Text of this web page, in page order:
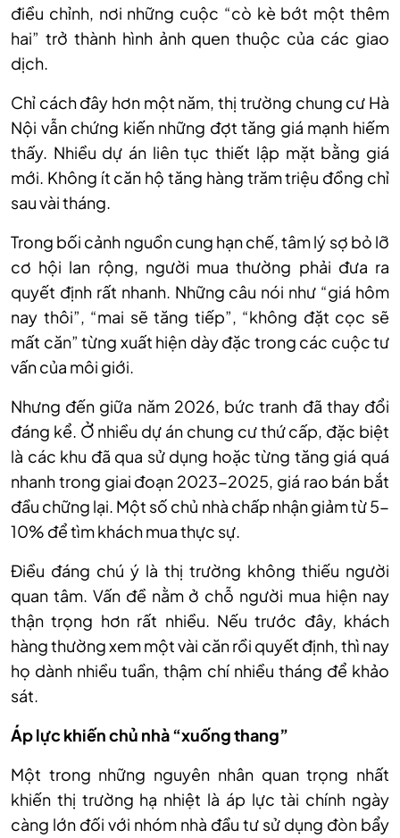
điều chỉnh, nơi những cuộc “cò kè bớt một thêm
hai” trở thành hình ảnh quen thuộc của các giao
dịch.
Chỉ cách đây hơn một năm, thị trường chung cư Hà
Nội vẫn chứng kiến những đợt tăng giá mạnh hiếm
thấy. Nhiều dự án liên tục thiết lập mặt bằng giá
mới. Không ít căn hộ tăng hàng trăm triệu đồng chỉ
sau vài tháng.
Trong bối cảnh nguồn cung hạn chế, tâm lý sợ bỏ lỡ
cơ hội lan rộng, người mua thường phải đưa ra
quyết định rất nhanh. Những câu nói như “giá hôm
nay thôi”, “mai sẽ tăng tiếp”, “không đặt cọc sẽ
mất căn” từng xuất hiện dày đặc trong các cuộc tư
vấn của môi giới.
Nhưng đến giữa năm 2026, bức tranh đã thay đổi
đáng kể. Ở nhiều dự án chung cư thứ cấp, đặc biệt
là các khu đã qua sử dụng hoặc từng tăng giá quá
nhanh trong giai đoạn 2023-2025, giá rao bán bắt
đầu chững lại. Một số chủ nhà chấp nhận giảm từ 5-
10% để tìm khách mua thực sự.
Điều đáng chú ý là thị trường không thiếu người
quan tâm. Vấn đề nằm ở chỗ người mua hiện nay
thận trọng hơn rất nhiều. Nếu trước đây, khách
hàng thường xem một vài căn rồi quyết định, thì nay
họ dành nhiều tuần, thậm chí nhiều tháng để khảo
sát.
Áp lực khiến chủ nhà “xuống thang”
Một trong những nguyên nhân quan trọng nhất
khiến thị trường hạ nhiệt là áp lực tài chính ngày
càng lớn đối với nhóm nhà đầu tư sử dụng đòn bẩy